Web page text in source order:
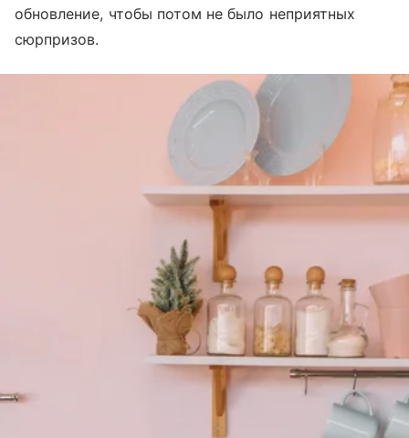
обновление, чтобы потом не было неприятных
сюрпризов.